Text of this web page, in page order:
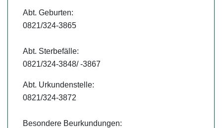
Abt. Geburten:
0821/324-3865
Abt. Sterbefälle:
0821/324-3848/ -3867
Abt. Urkundenstelle:
0821/324-3872
Besondere Beurkundungen: